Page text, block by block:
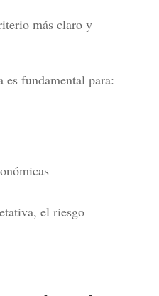
más claro y
fundamental para:
el riesgo